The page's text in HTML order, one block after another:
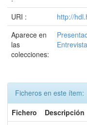
URI :
http://
Aparece en
las
colecciones:
Ficheros en este ítem:
Fichero
Descripción